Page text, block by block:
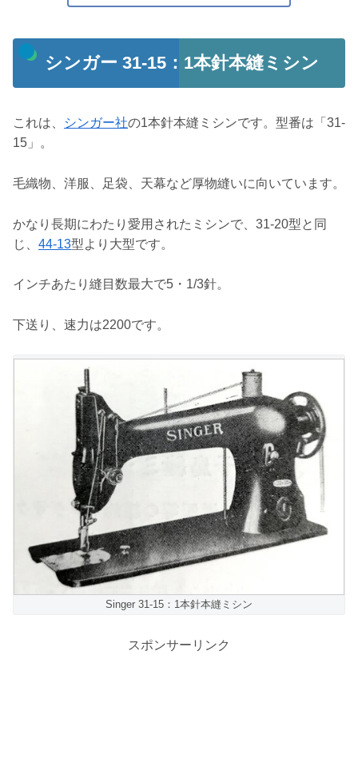
シンガー 31-15：1本針本縫ミシン
これは、 シンガー社の1本針本縫ミシンです。型番は「31-
15」。
毛織物、洋服、足袋、天幕など厚物縫いに向いています。
かなり長期にわたり愛用されたミシンで、31-20型と同
じ、 44-13型より大型です。
インチあたり縫目数最大で5・1/3針。
下送り、速力は2200です。
Singer 31-15：1本針本縫ミシン
スポンサーリンク